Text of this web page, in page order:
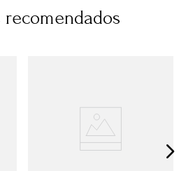
recomendados